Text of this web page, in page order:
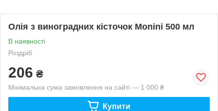
Олія з виноградних кісточок Monini 500 мл
В наявності
Роздріб
206 ₴
Мінімальна сума замовлення на сайті — 1 000 ₴
Купити